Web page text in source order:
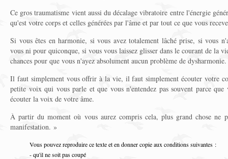
Ce gros traumatisme vient aussi du décalage vibratoire entre l'énergie
qu'est votre corps et celles générées par l'âme et par tout ce que vous
Si vous êtes en harmonie, si vous avez totalement lâché prise, si vous
vous ni pour quiconque, si vous vous laissez glisser dans le courant de la
chances pour que vous n'ayez absolument aucun problème de dysharmonie.
Il faut simplement vous offrir à la vie, il faut simplement écouter votre
petite voix qui vous parle et que vous n'entendez pas souvent parce
écouter la voix de votre âme.
À partir du moment où vous aurez compris cela, plus grand chose ne
manifestation. »
Vous pouvez reproduire ce texte et en donner copie aux conditions suivantes :
- qu'il ne soit pas coupé